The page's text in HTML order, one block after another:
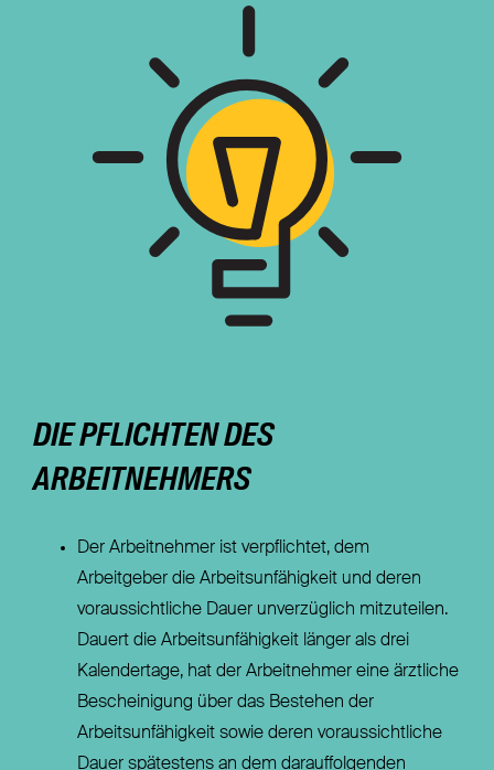
DIE PFLICHTEN DES
ARBEITNEHMERS
Der Arbeitnehmer ist verpflichtet, dem
Arbeitgeber die Arbeitsunfähigkeit und deren
voraussichtliche Dauer unverzüglich mitzuteilen.
Dauert die Arbeitsunfähigkeit länger als drei
Kalendertage, hat der Arbeitnehmer eine ärztliche
Bescheinigung über das Bestehen der
Arbeitsunfähigkeit sowie deren voraussichtliche
Dauer spätestens an dem darauffolgenden